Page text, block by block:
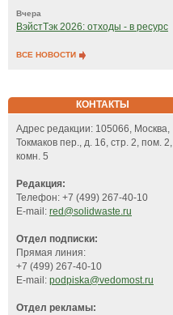
Вчера
ВэйстТэк 2026: отходы - в ресурс
ВСЕ НОВОСТИ
КОНТАКТЫ
Адрес редакции: 105066, Москва,
Токмаков пер., д. 16, стр. 2, пом. 2,
комн. 5
Редакция:
Телефон: +7 (499) 267-40-10
E-mail: red@solidwaste.ru
Отдел подписки:
Прямая линия:
+7 (499) 267-40-10
E-mail: podpiska@vedomost.ru
Отдел рекламы: